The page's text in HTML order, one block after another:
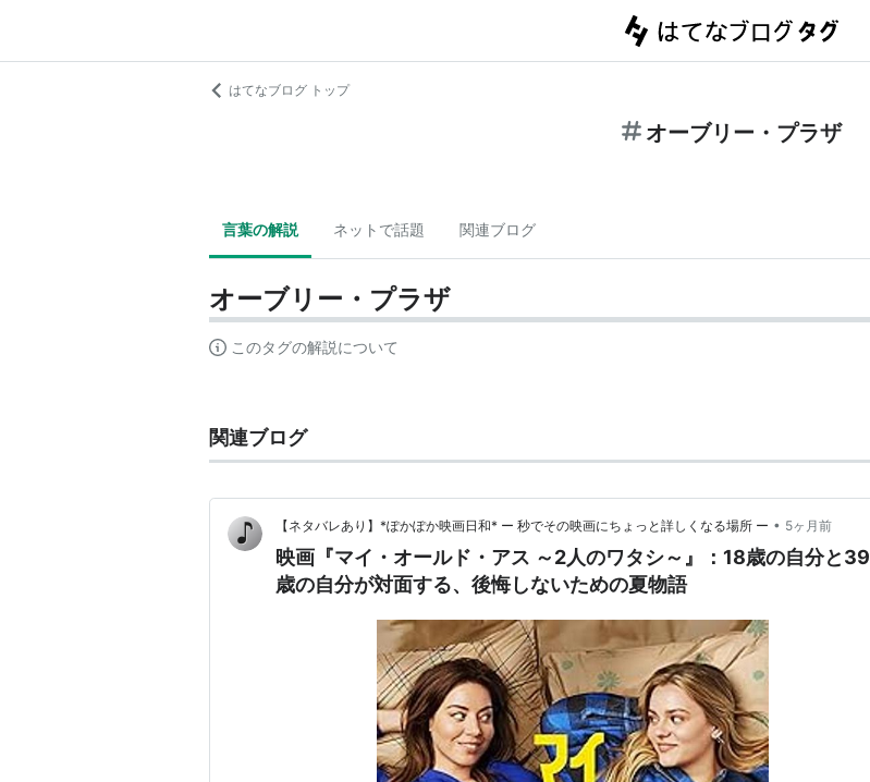
はてなブログ トップ
オーブリー・プラザ
言葉の解説 ネットで話題 関連ブログ
オーブリー・プラザ
このタグの解説について
関連ブログ
【ネタバレあり】*ぽかぽか映画日和* ー 秒でその映画にちょっと詳しくなる場所 ー • 5ヶ月前
映画『マイ・オールド・アス ～2人のワタシ～』：18歳の自分と39
歳の自分が対面する、後悔しないための夏物語